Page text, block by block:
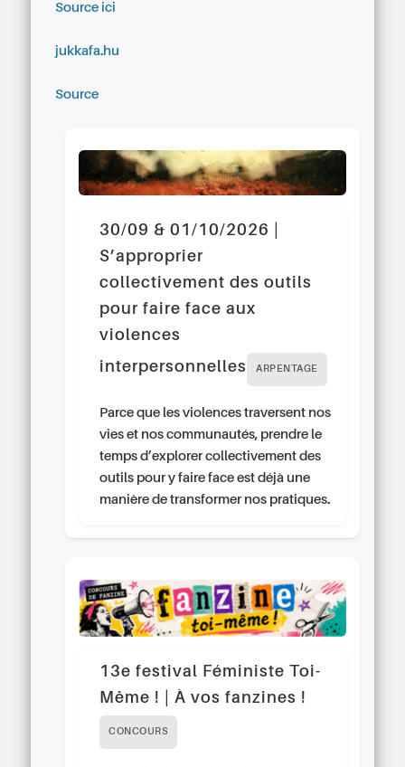
Source ici
jukkafa.hu
Source
30/09 & 01/10/2026 |
S’approprier
collectivement des outils
pour faire face aux
violences
interpersonnelles
ARPENTAGE
Parce que les violences traversent nos
vies et nos communautés, prendre le
temps d’explorer collectivement des
outils pour y faire face est déjà une
manière de transformer nos pratiques.
13e festival Féministe Toi-
Même ! | À vos fanzines !
CONCOURS